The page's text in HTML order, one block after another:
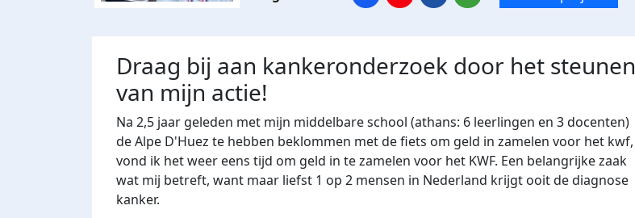
Draag bij aan kankeronderzoek door het steunen
van mijn actie!
Na 2,5 jaar geleden met mijn middelbare school (athans: 6 leerlingen en 3 docenten)
de Alpe D'Huez te hebben beklommen met de fiets om geld in zamelen voor het kwf,
vond ik het weer eens tijd om geld in te zamelen voor het KWF. Een belangrijke zaak
wat mij betreft, want maar liefst 1 op 2 mensen in Nederland krijgt ooit de diagnose
kanker.